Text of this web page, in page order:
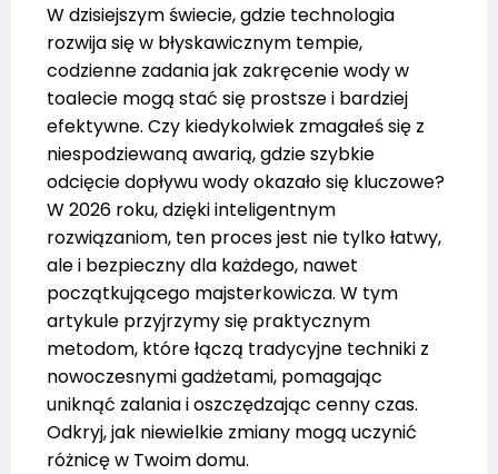
W dzisiejszym świecie, gdzie technologia
rozwija się w błyskawicznym tempie,
codzienne zadania jak zakręcenie wody w
toalecie mogą stać się prostsze i bardziej
efektywne. Czy kiedykolwiek zmagałeś się z
niespodziewaną awarią, gdzie szybkie
odcięcie dopływu wody okazało się kluczowe?
W 2026 roku, dzięki inteligentnym
rozwiązaniom, ten proces jest nie tylko łatwy,
ale i bezpieczny dla każdego, nawet
początkującego majsterkowicza. W tym
artykule przyjrzymy się praktycznym
metodom, które łączą tradycyjne techniki z
nowoczesnymi gadżetami, pomagając
uniknąć zalania i oszczędzając cenny czas.
Odkryj, jak niewielkie zmiany mogą uczynić
różnicę w Twoim domu.